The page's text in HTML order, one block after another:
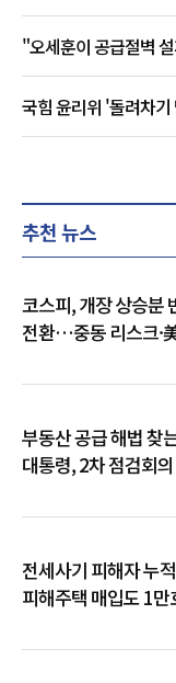
"오세훈이 공급절벽
국힘 윤리위 '돌려차기
추천 뉴스
코스피, 개장 상승분
전환…중동 리스크·
부동산 공급 해법 찾
대통령, 2차 점검회
전세사기 피해자 누
피해주택 매입도 1만